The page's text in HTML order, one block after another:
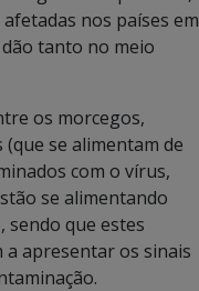
nos países em
tanto no meio
os morcegos,
se alimentam de
com o vírus,
se alimentando
sendo que estes
a apresentar os sinais